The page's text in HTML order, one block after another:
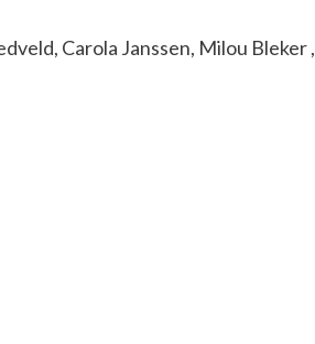
Carola Janssen, Milou Bleker ,